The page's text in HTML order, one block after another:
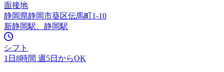
面接地
静岡県静岡市葵区伝馬町1-10
新静岡駅、静岡駅
シフト
1日8時間 週5日からOK